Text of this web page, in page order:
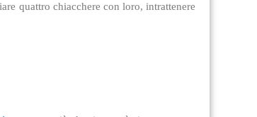
quattro chiacchere con loro, intrattenere